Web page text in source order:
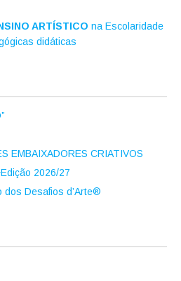
ARTÍSTICO na Escolaridade
didáticas
EMBAIXADORES CRIATIVOS
2026/27
dos Desafios d’Arte®